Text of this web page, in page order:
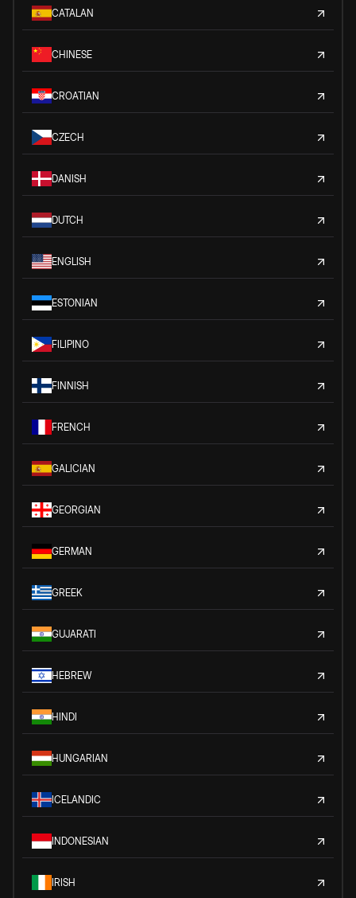
CATALAN
CHINESE
CROATIAN
CZECH
DANISH
DUTCH
ENGLISH
ESTONIAN
FILIPINO
FINNISH
FRENCH
GALICIAN
GEORGIAN
GERMAN
GREEK
GUJARATI
HEBREW
HINDI
HUNGARIAN
ICELANDIC
INDONESIAN
IRISH